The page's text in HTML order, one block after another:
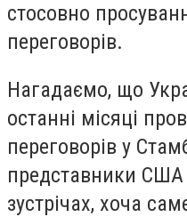
стосовно
переговорів.
Нагадаємо, що
останні місяці
переговорів у
представники США
зустрічах, хоча